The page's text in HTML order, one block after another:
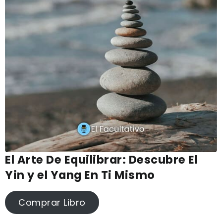
El Arte De Equilibrar: Descubre El
Yin y el Yang En Ti Mismo
Comprar Libro